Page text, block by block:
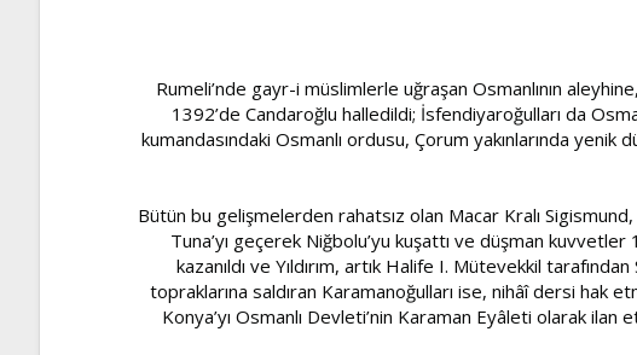
Rumeli’nde gayr-i müslimlerle uğraşan Osmanlının
1392’de Candaroğlu halledildi; İsfendiyaroğulları da
kumandasındaki Osmanlı ordusu, Çorum yakınlarında
Bütün bu gelişmelerden rahatsız olan Macar Kralı
Tuna’yı geçerek Niğbolu’yu kuşattı ve düşman
kazanıldı ve Yıldırım, artık Halife I. Mütevekkil
topraklarına saldıran Karamanoğulları ise, nihâî dersi hak
Konya’yı Osmanlı Devleti’nin Karaman Eyâleti olarak